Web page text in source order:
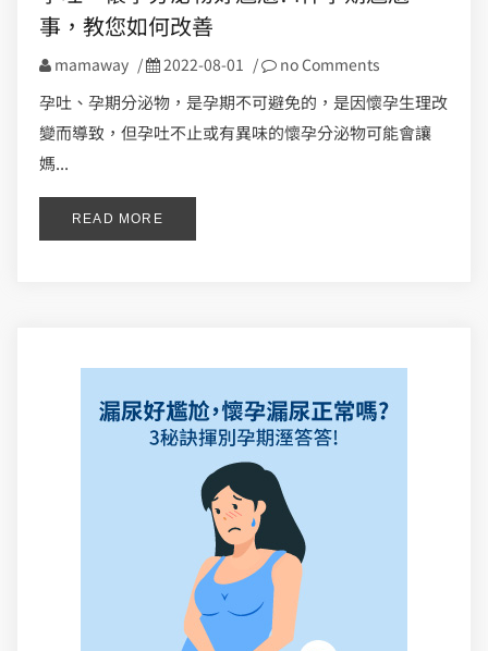
事，教您如何改善
mamaway / 2022-08-01 / no Comments
孕吐、孕期分泌物，是孕期不可避免的，是因懷孕生理改
變而導致，但孕吐不止或有異味的懷孕分泌物可能會讓
媽...
READ MORE